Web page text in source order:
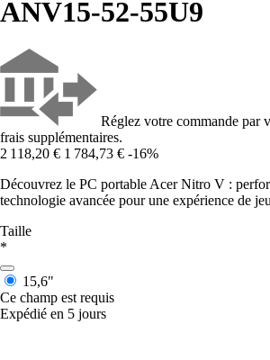
ANV15-52-55U9
Réglez votre commande par
frais supplémentaires.
2 118,20 € 1 784,73 € -16%
Découvrez le PC portable Acer Nitro V :
technologie avancée pour une expérience de
Taille
*
15,6"
Ce champ est requis
Expédié en 5 jours